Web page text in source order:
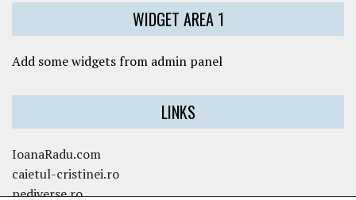
WIDGET AREA 1
Add some widgets from admin panel
LINKS
IoanaRadu.com
caietul-cristinei.ro
pediverse.ro